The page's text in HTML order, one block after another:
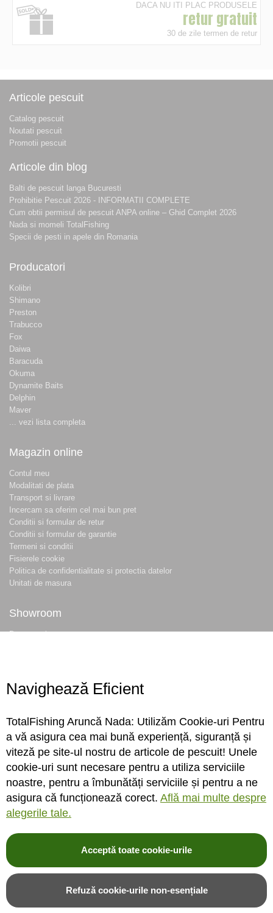
DACA NU ITI PLAC PRODUSELE
retur gratuit
30 de zile termen de retur
Articole pescuit
Catalog pescuit
Noutati pescuit
Promotii pescuit
Articole din blog
Balti de pescuit langa Bucuresti
Prohibitie Pescuit 2026 - INFORMATII COMPLETE
Cum obtii permisul de pescuit ANPA online – Ghid Complet 2026
Nada si momeli TotalFishing
Specii de pesti in apele din Romania
Producatori
Kolibri
Shimano
Preston
Trabucco
Fox
Daiwa
Baracuda
Okuma
Dynamite Baits
Delphin
Maver
... vezi lista completa
Magazin online
Contul meu
Modalitati de plata
Transport si livrare
Incercam sa oferim cel mai bun pret
Conditii si formular de retur
Conditii si formular de garantie
Termeni si conditii
Fisierele cookie
Politica de confidentialitate si protectia datelor
Unitati de masura
Showroom
Despre noi
Conecteaza-te
Sa ne cunoastem mai bine. Vino alaturi de noi pe reteaua ta preferata. Te
asteptam cu stiri, surprize, concursuri, premii ...
© 2004-2026 TotalFishing SRL. Toate drepturile rezervate. Citititermeni si
fisiere cookie ,politica de confidentialitate si protectia datelor
* Pozele produselor sunt folosite cu acordul furnizorilor si sunt doar cu titlu de
Navighează Eficient
TotalFishing Aruncă Nada: Utilizăm Cookie-uri Pentru
a vă asigura cea mai bună experiență, siguranță și
viteză pe site-ul nostru de articole de pescuit! Unele
cookie-uri sunt necesare pentru a utiliza serviciile
noastre, pentru a îmbunătăți serviciile și pentru a ne
asigura că funcționează corect. Află mai multe despre
alegerile tale.
Acceptă toate cookie-urile
Refuză cookie-urile non-esențiale